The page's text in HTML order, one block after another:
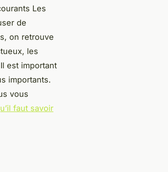
Les
de
on retrouve
les
est important
importants.
vous
faut savoir